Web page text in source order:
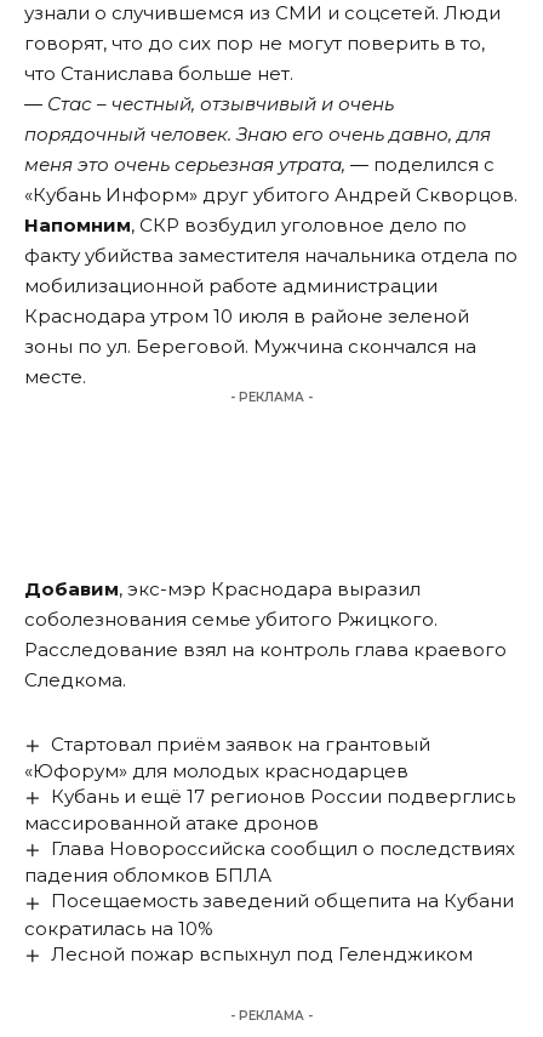
узнали о случившемся из СМИ и соцсетей. Люди
говорят, что до сих пор не могут поверить в то,
что Станислава больше нет.
― Стас – честный, отзывчивый и очень
порядочный человек. Знаю его очень давно, для
меня это очень серьезная утрата, ― поделился с
«Кубань Информ» друг убитого Андрей Скворцов.
Напомним, СКР возбудил уголовное дело по
факту убийства заместителя начальника отдела по
мобилизационной работе администрации
Краснодара утром 10 июля в районе зеленой
зоны по ул. Береговой. Мужчина скончался на
месте.
- РЕКЛАМА -
Добавим, экс-мэр Краснодара выразил
соболезнования семье убитого Ржицкого.
Расследование взял на контроль глава краевого
Следкома.
Стартовал приём заявок на грантовый
«Юфорум» для молодых краснодарцев
Кубань и ещё 17 регионов России подверглись
массированной атаке дронов
Глава Новороссийска сообщил о последствиях
падения обломков БПЛА
Посещаемость заведений общепита на Кубани
сократилась на 10%
Лесной пожар вспыхнул под Геленджиком
- РЕКЛАМА -